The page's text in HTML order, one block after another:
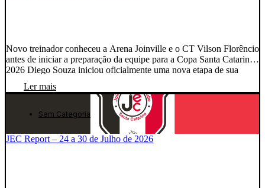
Novo treinador conheceu a Arena Joinville e o CT Vilson Florêncio
antes de iniciar a preparação da equipe para a Copa Santa Catarina
2026 Diego Souza iniciou oficialmente uma nova etapa de sua
dentro das quatro linhas, o ex-jogador chegou a Joinville para
Ler mais
Sem Categoria
JEC Report – 24 a 30 de Julho de 2026